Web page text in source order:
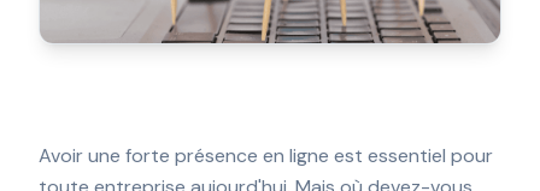
Avoir une forte présence en ligne est essentiel pour